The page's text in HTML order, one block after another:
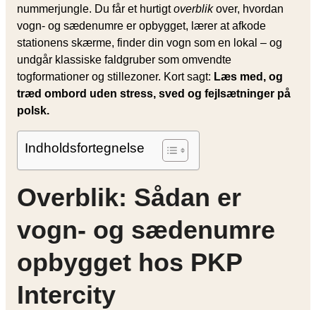
nummerjungle. Du får et hurtigtoverblikover, hvordan
vogn- og sædenumre er opbygget, lærer at afkode
stationens skærme, finder din vogn som en lokal – og
undgår klassiske faldgruber som omvendte
togformationer og stillezoner. Kort sagt: Læs med, og
træd ombord uden stress, sved og fejlsætninger på
polsk.
Indholdsfortegnelse
Overblik: Sådan er
vogn- og sædenumre
opbygget hos PKP
Intercity